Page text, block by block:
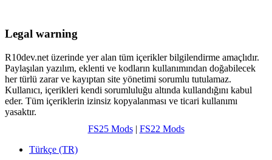
Legal warning
R10dev.net üzerinde yer alan tüm içerikler bilgilendirme amaçlıdır.
Paylaşılan yazılım, eklenti ve kodların kullanımından doğabilecek
her türlü zarar ve kayıptan site yönetimi sorumlu tutulamaz.
Kullanıcı, içerikleri kendi sorumluluğu altında kullandığını kabul
eder. Tüm içeriklerin izinsiz kopyalanması ve ticari kullanımı
yasaktır.
FS25 Mods| FS22 Mods
Türkçe (TR)